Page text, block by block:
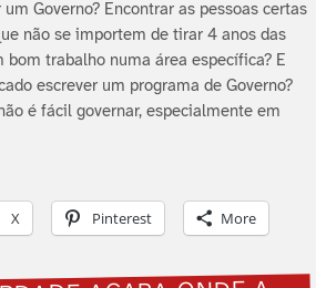
Governo? Encontrar as pessoas certas
não se importem de tirar 4 anos das
bom trabalho numa área especí­fica? E
escrever um programa de Governo?
é fácil governar, especialmente em
X Pinterest More